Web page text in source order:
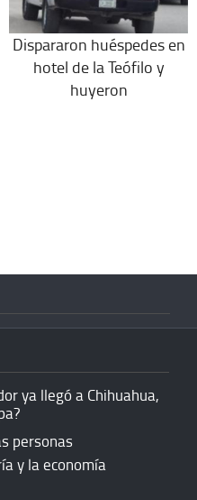
Dispararon huéspedes en
hotel de la Teófilo y
huyeron
ya llegó a Chihuahua,
personas
y la economía